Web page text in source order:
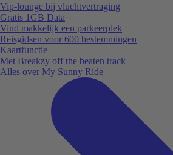
Vip-lounge bij vluchtvertraging
Gratis 1GB Data
Vind makkelijk een parkeerplek
Reisgidsen voor 600 bestemmingen
Kaartfunctie
Met Breakzy off the beaten track
Alles over My Sunny Ride